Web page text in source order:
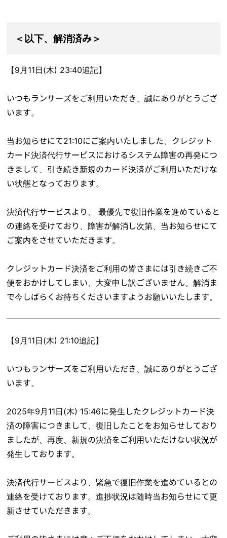
＜以下、解消済み＞
【9月11日(木) 23:40追記】
いつもランサーズをご利用いただき、誠にありがとうござ
います。
当お知らせにて21:10にご案内いたしました、クレジット
カード決済代行サービスにおけるシステム障害の再発につ
きまして、引き続き新規のカード決済がご利用いただけな
い状態となっております。
決済代行サービスより、 最優先で復旧作業を進めていると
の連絡を受けており、障害が解消し次第、当お知らせにて
ご案内をさせていただきます。
クレジットカード決済をご利用の皆さまには引き続きご不
便をおかけしてしまい、大変申し訳ございません。解消ま
で今しばらくお待ちくださいますようお願いいたします。
【9月11日(木) 21:10追記】
いつもランサーズをご利用いただき、誠にありがとうござ
います。
2025年9月11日(木) 15:46に発生したクレジットカード決
済の障害につきまして、復旧したことをお知らせしており
ましたが、再度、新規の決済をご利用いただけない状況が
発生しております。
決済代行サービスより、緊急で復旧作業を進めているとの
連絡を受けております。進捗状況は随時当お知らせにて更
新させていただきます。